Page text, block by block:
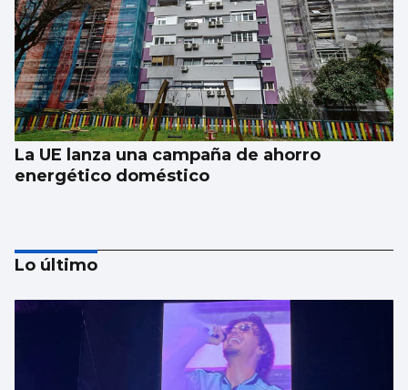
La UE lanza una campaña de ahorro
energético doméstico
Lo último